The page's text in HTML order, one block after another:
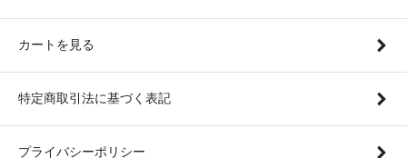
カートを見る
特定商取引法に基づく表記
プライバシーポリシー